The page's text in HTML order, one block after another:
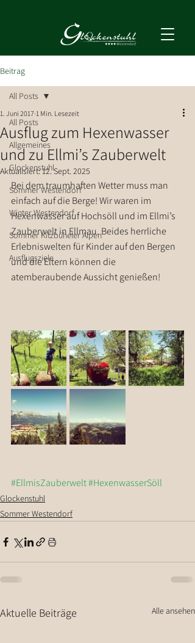
Beitrag
All Posts
Allgemeines
Glockenstuhl
Sommer Westendorf
Winter Westendorf
Sommer Kitzbüheler Alpen
Ausflugsziele
All Posts
Ausflug zum Hexenwasser
und zu Ellmi’s Zauberwelt
1. Juni 2017 1 Min. Lesezeit
Aktualisiert:12. Sept. 2025
Bei dem traumhaften Wetter muss man
einfach auf die Berge! Wir waren im
Hexenwasser auf Hochsöll und im Ellmi’s
Zauberwelt in Ellmau. Beides herrliche
Erlebniswelten für Kinder auf den Bergen
und die Eltern können die
atemberaubende Aussicht genießen!
#EllmisZauberwelt#HexenwasserSöll
Glockenstuhl
Sommer Westendorf
Aktuelle Beiträge Alle ansehen